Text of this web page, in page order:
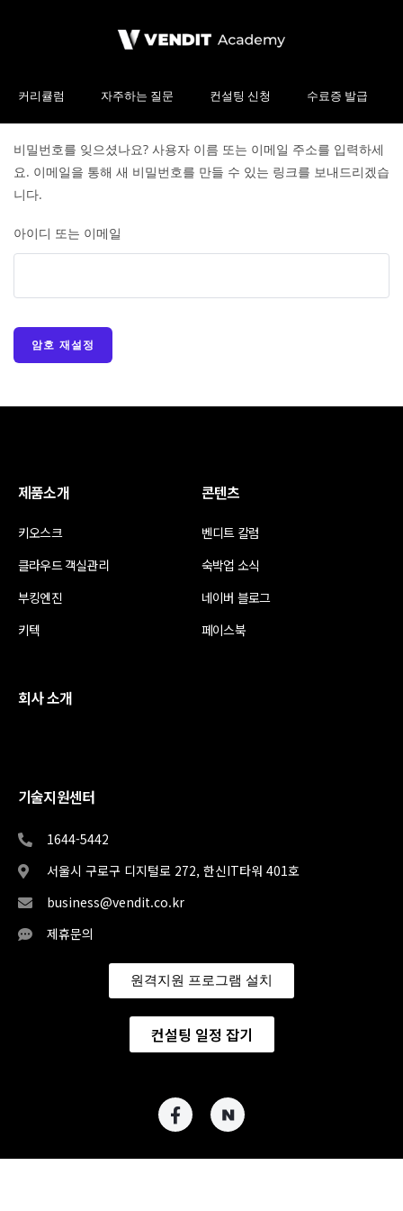
커리큘럼 자주하는 질문 컨설팅 신청 수료증 발급
비밀번호를 잊으셨나요? 사용자 이름 또는 이메일 주소를 입력하세
요. 이메일을 통해 새 비밀번호를 만들 수 있는 링크를 보내드리겠습
니다.
아이디 또는 이메일
암호 재설정
제품소개
키오스크
클라우드 객실관리
부킹엔진
키텍
콘텐츠
벤디트 칼럼
숙박업 소식
네이버 블로그
페이스북
회사 소개
기술지원센터
1644-5442
서울시 구로구 디지털로 272, 한신IT타워 401호
business@vendit.co.kr
제휴문의
원격지원 프로그램 설치
컨설팅 일정 잡기